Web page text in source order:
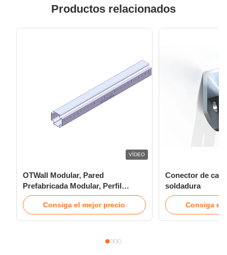
Productos relacionados
VÍDEO
OTWall Modular, Pared
Prefabricada Modular, Perfil
Modular
Consiga el mejor precio
Conector de
soldadura
Consiga el